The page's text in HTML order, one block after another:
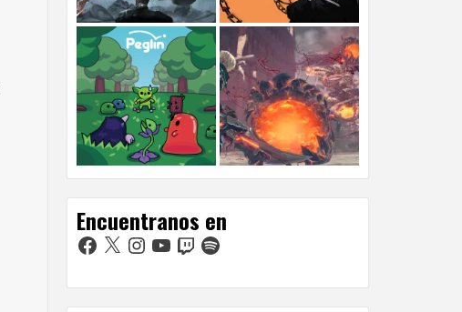
Encuentranos en
Facebook
X Instagram
YouTubeTwitchSpotify